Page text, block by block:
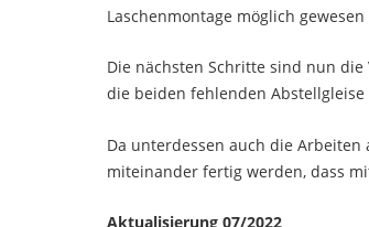
Laschenmontage möglich gewesen
Die nächsten Schritte sind nun
die beiden fehlenden
Da unterdessen auch die Arbeiten
miteinander fertig werden, dass
Aktualisierung 07/2022